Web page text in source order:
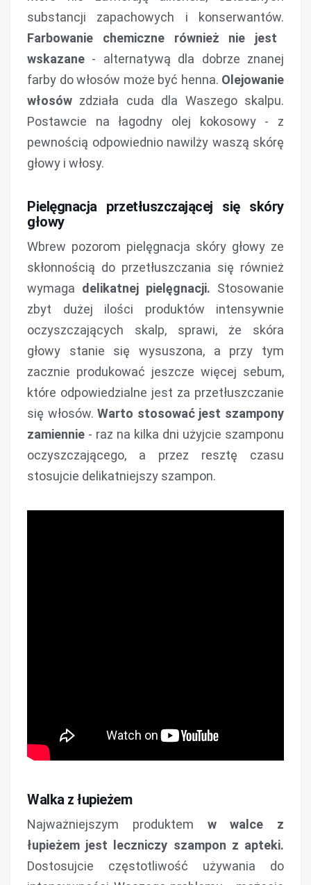
substancji zapachowych i konserwantów.
Farbowanie chemiczne również nie jest
wskazane - alternatywą dla dobrze znanej
farby do włosów może być henna. Olejowanie
włosów zdziała cuda dla Waszego skalpu.
Postawcie na łagodny olej kokosowy - z
pewnością odpowiednio nawilży waszą skórę
głowy i włosy.
Pielęgnacja przetłuszczającej się skóry
głowy
Wbrew pozorom pielęgnacja skóry głowy ze
skłonnością do przetłuszczania się również
wymaga delikatnej pielęgnacji. Stosowanie
zbyt dużej ilości produktów intensywnie
oczyszczających skalp, sprawi, że skóra
głowy stanie się wysuszona, a przy tym
zacznie produkować jeszcze więcej sebum,
które odpowiedzialne jest za przetłuszczanie
się włosów.Warto stosować jest szampony
zamiennie - raz na kilka dni użyjcie szamponu
oczyszczającego, a przez resztę czasu
stosujcie delikatniejszy szampon.
Walka z łupieżem
Najważniejszym produktem w walce z
łupieżem jest leczniczy szampon z apteki.
Dostosujcie częstotliwość używania do